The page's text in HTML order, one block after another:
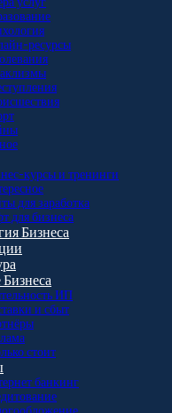
ресурсы
курсы и тренинги
для заработка
для бизнеса
Бизнеса
ИП
и сбыт
стоит
банкинг